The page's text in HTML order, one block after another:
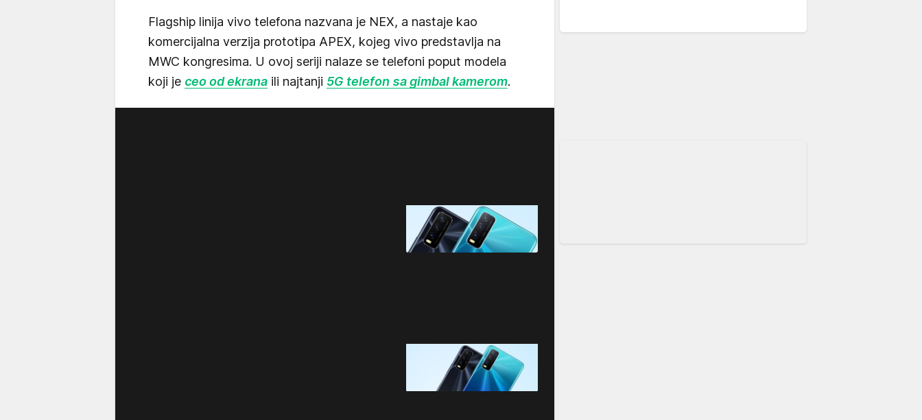
Flagship linija vivo telefona nazvana je NEX, a nastaje kao
komercijalna verzija prototipa APEX, kojeg vivo predstavlja na
MWC kongresima. U ovoj seriji nalaze se telefoni poput modela
koji je ceo od ekrana ili najtanji 5G telefon sa gimbal kamerom.